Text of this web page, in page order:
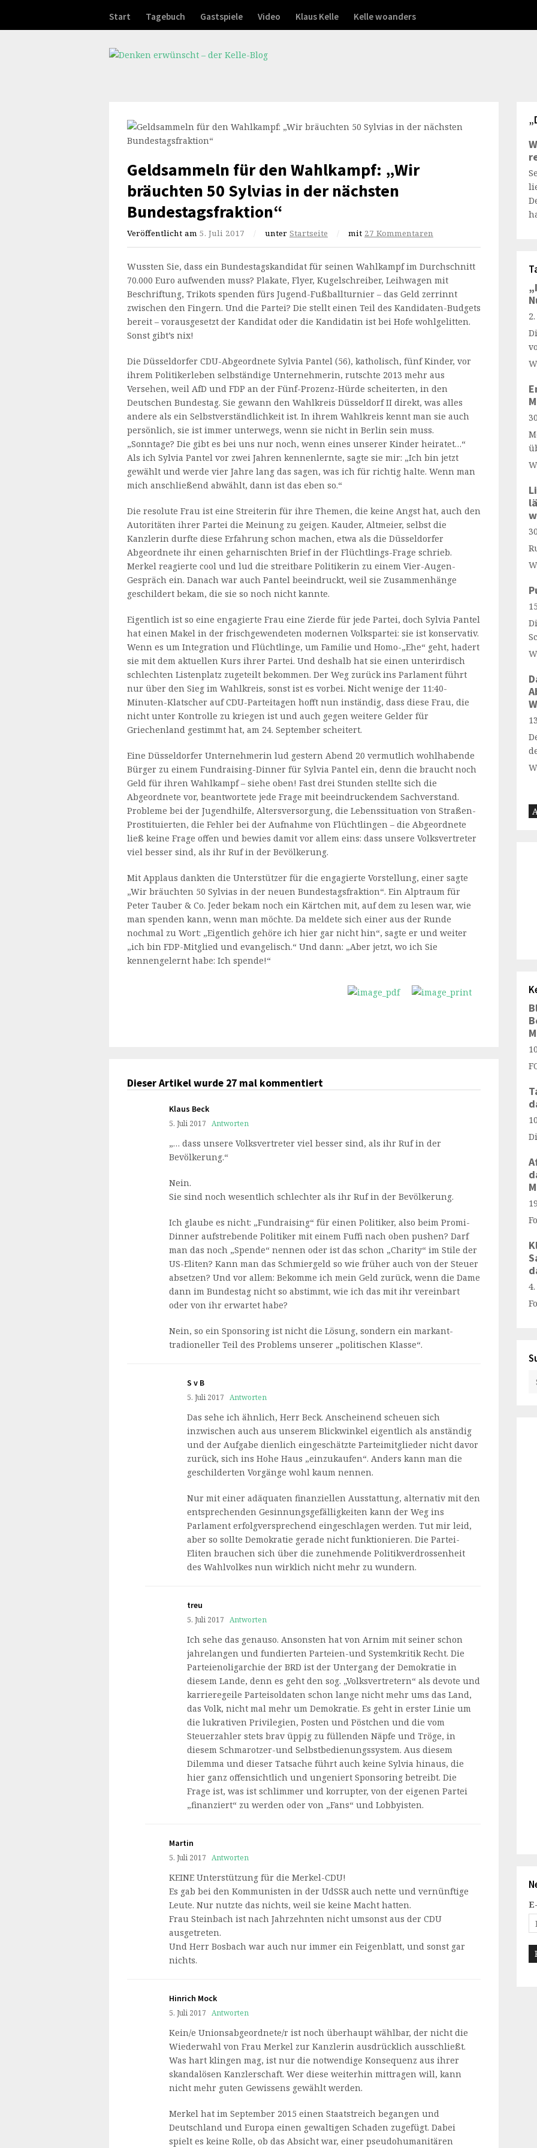
Start Tagebuch Gastspiele Video Klaus Kelle Kelle woanders
Geldsammeln für den Wahlkampf: „Wir
bräuchten 50 Sylvias in der nächsten
Bundestagsfraktion“
Veröffentlicht am 5. Juli 2017 / unter Startseite / mit 27 Kommentaren
Wussten Sie, dass ein Bundestagskandidat für seinen Wahlkampf im Durchschnitt
70.000 Euro aufwenden muss? Plakate, Flyer, Kugelschreiber, Leihwagen mit
Beschriftung, Trikots spenden fürs Jugend-Fußballturnier – das Geld zerrinnt
zwischen den Fingern. Und die Partei? Die stellt einen Teil des Kandidaten-Budgets
bereit – vorausgesetzt der Kandidat oder die Kandidatin ist bei Hofe wohlgelitten.
Sonst gibt’s nix!
Die Düsseldorfer CDU-Abgeordnete Sylvia Pantel (56), katholisch, fünf Kinder, vor
ihrem Politikerleben selbständige Unternehmerin, rutschte 2013 mehr aus
Versehen, weil AfD und FDP an der Fünf-Prozenz-Hürde scheiterten, in den
Deutschen Bundestag. Sie gewann den Wahlkreis Düsseldorf II direkt, was alles
andere als ein Selbstverständlichkeit ist. In ihrem Wahlkreis kennt man sie auch
persönlich, sie ist immer unterwegs, wenn sie nicht in Berlin sein muss.
„Sonntage? Die gibt es bei uns nur noch, wenn eines unserer Kinder heiratet…“
Als ich Sylvia Pantel vor zwei Jahren kennenlernte, sagte sie mir: „Ich bin jetzt
gewählt und werde vier Jahre lang das sagen, was ich für richtig halte. Wenn man
mich anschließend abwählt, dann ist das eben so.“
Die resolute Frau ist eine Streiterin für ihre Themen, die keine Angst hat, auch den
Autoritäten ihrer Partei die Meinung zu geigen. Kauder, Altmeier, selbst die
Kanzlerin durfte diese Erfahrung schon machen, etwa als die Düsseldorfer
Abgeordnete ihr einen geharnischten Brief in der Flüchtlings-Frage schrieb.
Merkel reagierte cool und lud die streitbare Politikerin zu einem Vier-Augen-
Gespräch ein. Danach war auch Pantel beeindruckt, weil sie Zusammenhänge
geschildert bekam, die sie so noch nicht kannte.
Eigentlich ist so eine engagierte Frau eine Zierde für jede Partei, doch Sylvia Pantel
hat einen Makel in der frischgewendeten modernen Volkspartei: sie ist konservativ.
Wenn es um Integration und Flüchtlinge, um Familie und Homo-„Ehe“ geht, hadert
sie mit dem aktuellen Kurs ihrer Partei. Und deshalb hat sie einen unterirdisch
schlechten Listenplatz zugeteilt bekommen. Der Weg zurück ins Parlament führt
nur über den Sieg im Wahlkreis, sonst ist es vorbei. Nicht wenige der 11:40-
Minuten-Klatscher auf CDU-Parteitagen hofft nun inständig, dass diese Frau, die
nicht unter Kontrolle zu kriegen ist und auch gegen weitere Gelder für
Griechenland gestimmt hat, am 24. September scheitert.
Eine Düsseldorfer Unternehmerin lud gestern Abend 20 vermutlich wohlhabende
Bürger zu einem Fundraising-Dinner für Sylvia Pantel ein, denn die braucht noch
Geld für ihren Wahlkampf – siehe oben! Fast drei Stunden stellte sich die
Abgeordnete vor, beantwortete jede Frage mit beeindruckendem Sachverstand.
Probleme bei der Jugendhilfe, Altersversorgung, die Lebenssituation von Straßen-
Prostituierten, die Fehler bei der Aufnahme von Flüchtlingen – die Abgeordnete
ließ keine Frage offen und bewies damit vor allem eins: dass unsere Volksvertreter
viel besser sind, als ihr Ruf in der Bevölkerung.
Mit Applaus dankten die Unterstützer für die engagierte Vorstellung, einer sagte
„Wir bräuchten 50 Sylvias in der neuen Bundestagsfraktion“. Ein Alptraum für
Peter Tauber & Co. Jeder bekam noch ein Kärtchen mit, auf dem zu lesen war, wie
man spenden kann, wenn man möchte. Da meldete sich einer aus der Runde
nochmal zu Wort: „Eigentlich gehöre ich hier gar nicht hin“, sagte er und weiter
„ich bin FDP-Mitglied und evangelisch.“ Und dann: „Aber jetzt, wo ich Sie
kennengelernt habe: Ich spende!“
Dieser Artikel wurde 27 mal kommentiert
Klaus Beck
5. Juli 2017 Antworten
„… dass unsere Volksvertreter viel besser sind, als ihr Ruf in der
Bevölkerung.“
Nein.
Sie sind noch wesentlich schlechter als ihr Ruf in der Bevölkerung.
Ich glaube es nicht: „Fundraising“ für einen Politiker, also beim Promi-
Dinner aufstrebende Politiker mit einem Fuffi nach oben pushen? Darf
man das noch „Spende“ nennen oder ist das schon „Charity“ im Stile der
US-Eliten? Kann man das Schmiergeld so wie früher auch von der Steuer
absetzen? Und vor allem: Bekomme ich mein Geld zurück, wenn die Dame
dann im Bundestag nicht so abstimmt, wie ich das mit ihr vereinbart
oder von ihr erwartet habe?
Nein, so ein Sponsoring ist nicht die Lösung, sondern ein markant-
tradioneller Teil des Problems unserer „politischen Klasse“.
S v B
5. Juli 2017 Antworten
Das sehe ich ähnlich, Herr Beck. Anscheinend scheuen sich
inzwischen auch aus unserem Blickwinkel eigentlich als anständig
und der Aufgabe dienlich eingeschätzte Parteimitglieder nicht davor
zurück, sich ins Hohe Haus „einzukaufen“. Anders kann man die
geschilderten Vorgänge wohl kaum nennen.
Nur mit einer adäquaten finanziellen Ausstattung, alternativ mit den
entsprechenden Gesinnungsgefälligkeiten kann der Weg ins
Parlament erfolgversprechend eingeschlagen werden. Tut mir leid,
aber so sollte Demokratie gerade nicht funktionieren. Die Partei-
Eliten brauchen sich über die zunehmende Politikverdrossenheit
des Wahlvolkes nun wirklich nicht mehr zu wundern.
treu
5. Juli 2017 Antworten
Ich sehe das genauso. Ansonsten hat von Arnim mit seiner schon
jahrelangen und fundierten Parteien-und Systemkritik Recht. Die
Parteienoligarchie der BRD ist der Untergang der Demokratie in
diesem Lande, denn es geht den sog. „Volksvertretern“ als devote und
karrieregeile Parteisoldaten schon lange nicht mehr ums das Land,
das Volk, nicht mal mehr um Demokratie. Es geht in erster Linie um
die lukrativen Privilegien, Posten und Pöstchen und die vom
Steuerzahler stets brav üppig zu füllenden Näpfe und Tröge, in
diesem Schmarotzer-und Selbstbedienungssystem. Aus diesem
Dilemma und dieser Tatsache führt auch keine Sylvia hinaus, die
hier ganz offensichtlich und ungeniert Sponsoring betreibt. Die
Frage ist, was ist schlimmer und korrupter, von der eigenen Partei
„finanziert“ zu werden oder von „Fans“ und Lobbyisten.
Martin
5. Juli 2017 Antworten
KEINE Unterstützung für die Merkel-CDU!
Es gab bei den Kommunisten in der UdSSR auch nette und vernünftige
Leute. Nur nutzte das nichts, weil sie keine Macht hatten.
Frau Steinbach ist nach Jahrzehnten nicht umsonst aus der CDU
ausgetreten.
Und Herr Bosbach war auch nur immer ein Feigenblatt, und sonst gar
nichts.
Hinrich Mock
5. Juli 2017 Antworten
Kein/e Unionsabgeordnete/r ist noch überhaupt wählbar, der nicht die
Wiederwahl von Frau Merkel zur Kanzlerin ausdrücklich ausschließt.
Was hart klingen mag, ist nur die notwendige Konsequenz aus ihrer
skandalösen Kanzlerschaft. Wer diese weiterhin mittragen will, kann
nicht mehr guten Gewissens gewählt werden.
Merkel hat im September 2015 einen Staatstreich begangen und
Deutschland und Europa einen gewaltigen Schaden zugefügt. Dabei
spielt es keine Rolle, ob das Absicht war, einer pseudohumanitären